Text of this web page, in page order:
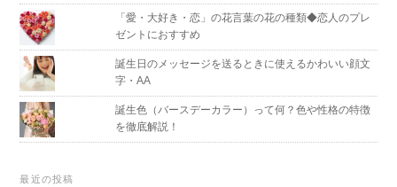
「愛・大好き・恋」の花言葉の花の種類◆恋人のプレ
ゼントにおすすめ
誕生日のメッセージを送るときに使えるかわいい顔文
字・AA
誕生色（バースデーカラー）って何？色や性格の特徴
を徹底解説！
最近の投稿